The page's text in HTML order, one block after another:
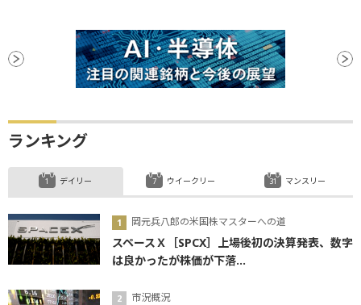
ランキング
デイリー
岡元兵八郎の米国株マスターへの道
スペースＸ［SPCX］上場後初の決算発表、数字
は良かったが株価が下落...
市況概況
ウイークリー マンスリー